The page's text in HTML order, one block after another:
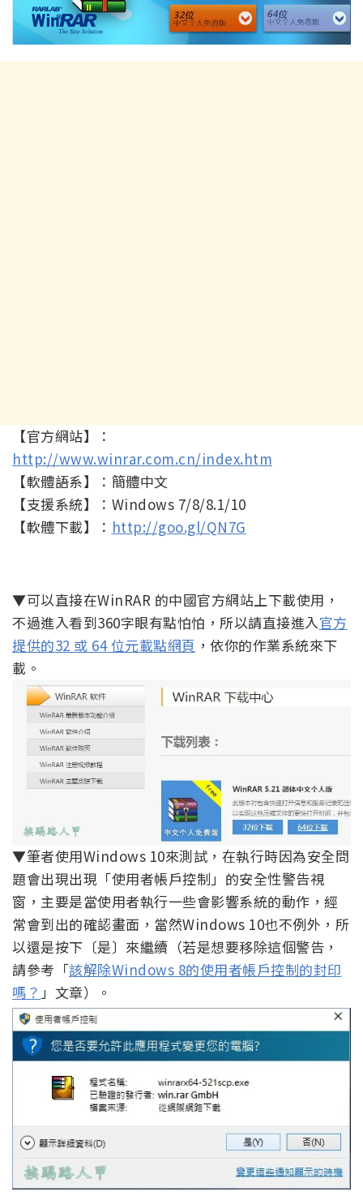
【官方網站】：
http://www.winrar.com.cn/index.htm
【軟體語系】：簡體中文
【支援系統】：Windows 7/8/8.1/10
【軟體下載】： http://goo.gl/QN7G
▼可以直接在WinRAR 的中國官方網站上下載使用，
不過進入看到360字眼有點怕怕，所以請直接進入官方
提供的32 或 64 位元載點網頁 ，依你的作業系統來下
載。
▼筆者使用Windows 10來測試，在執行時因為安全問
題會出現出現「使用者帳戶控制」的安全性警告視
窗，主要是當使用者執行一些會影響系統的動作，經
常會到出的確認畫面，當然Windows 10也不例外，所
以還是按下〔是〕來繼續（若是想要移除這個警告，
請參考「該解除Windows 8的使用者帳戶控制的封印
嗎？ 」文章）。